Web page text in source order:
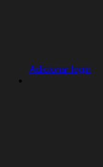
Adicionar login